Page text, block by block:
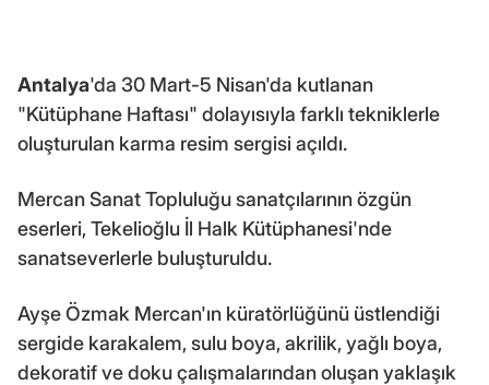
Antalya'da 30 Mart-5 Nisan'da kutlanan
"Kütüphane Haftası" dolayısıyla farklı tekniklerle
oluşturulan karma resim sergisi açıldı.
Mercan Sanat Topluluğu sanatçılarının özgün
eserleri, Tekelioğlu İl Halk Kütüphanesi'nde
sanatseverlerle buluşturuldu.
Ayşe Özmak Mercan'ın küratörlüğünü üstlendiği
sergide karakalem, sulu boya, akrilik, yağlı boya,
dekoratif ve doku çalışmalarından oluşan yaklaşık